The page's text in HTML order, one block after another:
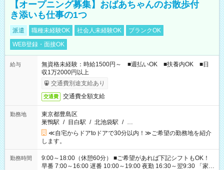
【オープニング募集】おばあちゃんのお散歩付
き添いも仕事の1つ
派遣 職種未経験OK 社会人未経験OK
ブランクOK
WEB登録・面接OK
給与
無資格未経験：時給1500円～ ■週払いOK ■扶養内OK ■日
収1万2000円以上
交通費別途支給あり
交通費 交通費全額支給
勤務地
東京都豊島区
巣鴨駅 / 目白駅 / 北池袋駅 / …
≪自宅からドアtoドアで30分以内！≫ご希望の勤務地を紹介
します。
勤務時間
9:00～18:00（休憩60分） ■ご希望があれば下記シフトもOK！
早番 7:00～16:00 遅番 10:00～19:00 夜勤 16:30～翌9:30 「家族